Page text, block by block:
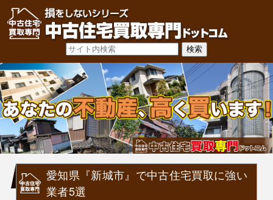
愛知県『新城市』で中古住宅買取に強い
業者5選